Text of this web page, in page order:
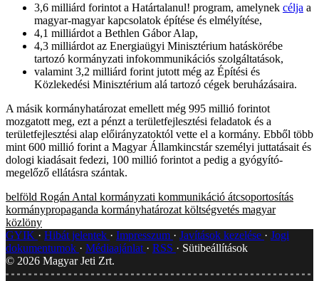
3,6 milliárd forintot a Határtalanul! program, amelynek célja a
magyar-magyar kapcsolatok építése és elmélyítése,
4,1 milliárdot a Bethlen Gábor Alap,
4,3 milliárdot az Energiaügyi Minisztérium hatáskörébe
tartozó kormányzati infokommunikációs szolgáltatások,
valamint 3,2 milliárd forint jutott még az Építési és
Közlekedési Minisztérium alá tartozó cégek beruházásaira.
A másik kormányhatározat emellett még 995 millió forintot
mozgatott meg, ezt a pénzt a területfejlesztési feladatok és a
területfejlesztési alap előirányzatoktól vette el a kormány. Ebből több
mint 600 millió forint a Magyar Államkincstár személyi juttatásait és
dologi kiadásait fedezi, 100 millió forintot a pedig a gyógyító-
megelőző ellátásra szántak.
belföld Rogán Antal kormányzati kommunikáció átcsoportosítás
kormánypropaganda kormányhatározat költségvetés magyar
közlöny
GYIK
Hibát jelentek Impresszum Javítások kezelése
Jogi
dokumentumok
Médiaajánlat RSS
Sütibeállítások
© 2026 Magyar Jeti Zrt.